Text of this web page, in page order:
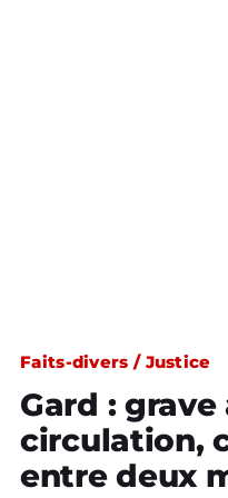
Faits-divers / Justice
Gard :
circulation,
entre deux